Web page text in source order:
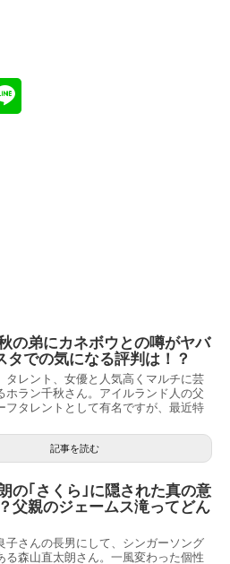
の弟にカネボウとの噂がヤバ
タでの気になる評判は！？
タレント、女優と人気高くマルチに芸
ホラン千秋さん。アイルランド人の父
フタレントとして有名ですが、最近特
記事を読む
の｢さくら｣に隠された真の意
父親のジェームス滝ってどん
子さんの長男にして、シンガーソング
る森山直太朗さん。一風変わった個性